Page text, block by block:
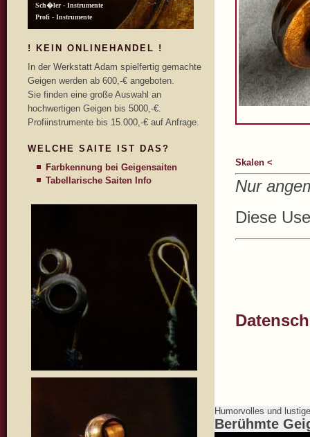
Skalen <
Nur
Diese
! KEIN ONLINEHANDEL !
In der Werkstatt Adam spielfertig gemachte
Geigen werden ab 600,-€ angeboten.
Sie finden eine große Auswahl an
hochwertigen Geigen bis 5000,-€.
Profiinstrumente bis 15.000,-€ auf Anfrage.
WELCHE SAITE IST DAS?
Farbkennung bei Geigensaiten
Tabellarische Saiten Info
Humorvolles und
Berühmte